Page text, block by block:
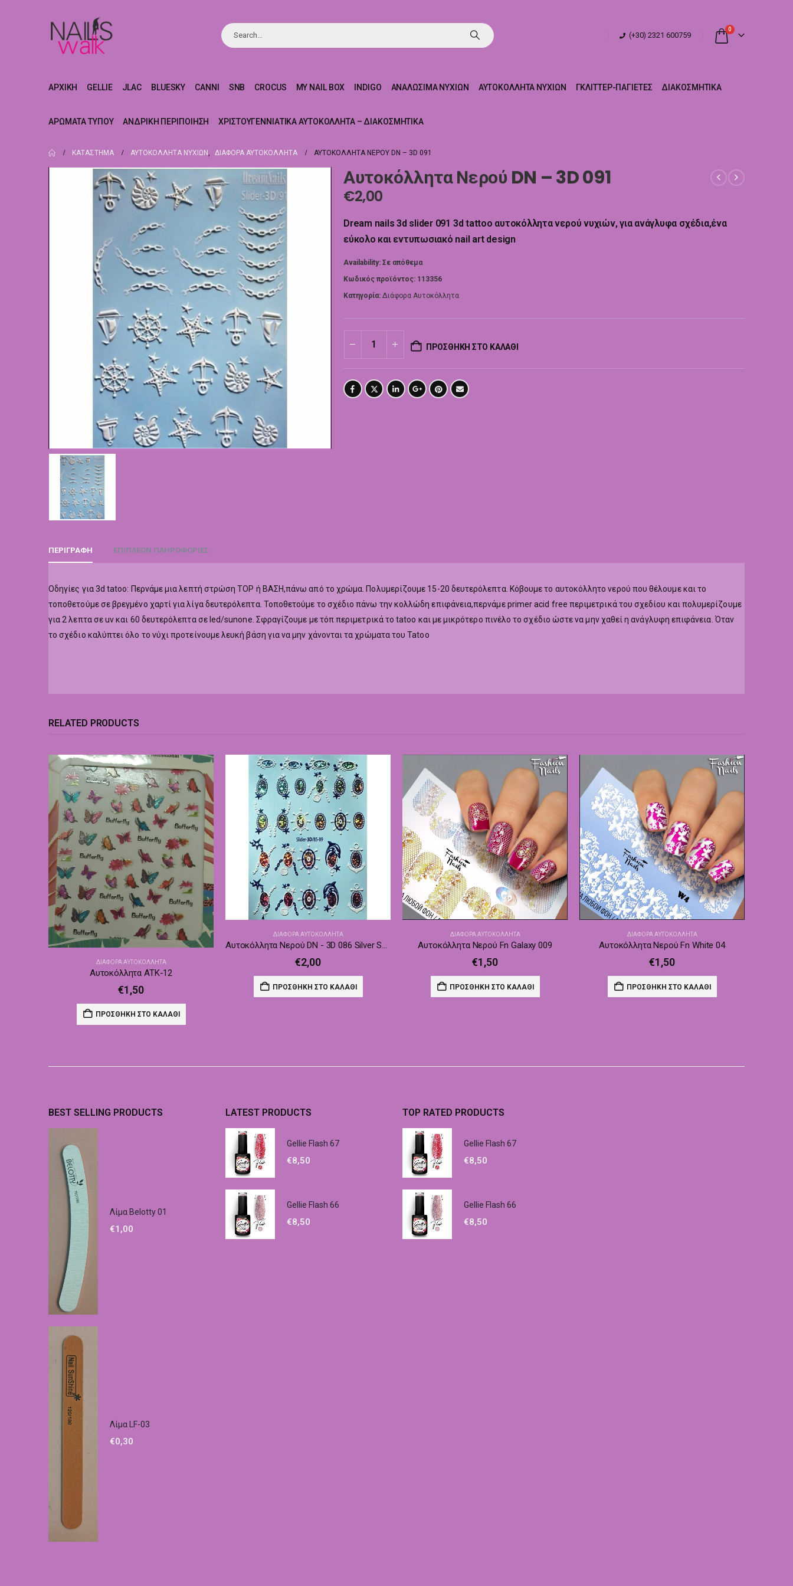
(+30) 2321 600759
0
ΑΡΧΙΚΉ GELLIE JLAC BLUESKY CANNI SNB CROCUS MY NAIL BOX INDIGO ΑΝΑΛΏΣΙΜΑ ΝΥΧΙΏΝ ΑΥΤΟΚΌΛΛΗΤΑ ΝΥΧΙΏΝ ΓΚΛΊΤΤΕΡ-ΠΑΓΙΈΤΕΣ ΔΙΑΚΟΣΜΗΤΙΚΆ
ΑΡΏΜΑΤΑ ΤΎΠΟΥ ΑΝΔΡΙΚΉ ΠΕΡΙΠΟΊΗΣΗ ΧΡΙΣΤΟΥΓΕΝΝΙΆΤΙΚΑ ΑΥΤΟΚΌΛΛΗΤΑ – ΔΙΑΚΟΣΜΗΤΙΚΆ
ΚΑΤΆΣΤΗΜΑ ΑΥΤΟΚΌΛΛΗΤΑ ΝΥΧΙΏΝ , ΔΙΆΦΟΡΑ ΑΥΤΟΚΌΛΛΗΤΑ ΑΥΤΟΚΌΛΛΗΤΑ ΝΕΡΟΎ DN – 3D 091
Αυτοκόλλητα Νερού DN – 3D 091
€2,00
Dream nails 3d slider 091 3d tattoo αυτοκόλλητα νερού νυχιών, για ανάγλυφα σχέδια,ένα
εύκολο και εντυπωσιακό nail art design
Availability: Σε απόθεμα
Κωδικός προϊόντος: 113356
Κατηγορία: Διάφορα Αυτοκόλλητα
ΠΡΟΣΘΉΚΗ ΣΤΟ ΚΑΛΆΘΙ
ΠΕΡΙΓΡΑΦΉ ΕΠΙΠΛΈΟΝ ΠΛΗΡΟΦΟΡΊΕΣ
Οδηγίες για 3d tatoo: Περνάμε μια λεπτή στρώση TOP ή ΒΑΣΗ,πάνω από το χρώμα. Πολυμερίζουμε 15-20 δευτερόλεπτα. Κόβουμε το αυτοκόλλητο νερού που θέλουμε και το
τοποθετούμε σε βρεγμένο χαρτί για λίγα δευτερόλεπτα. Τοποθετούμε το σχέδιο πάνω την κολλώδη επιφάνεια,περνάμε primer acid free περιμετρικά του σχεδίου και πολυμερίζουμε
για 2 λεπτα σε uv και 60 δευτερόλεπτα σε led/sunone. Σφραγίζουμε με τόπ περιμετρικά το tatoo και με μικρότερο πινέλο το σχέδιο ώστε να μην χαθεί η ανάγλυφη επιφάνεια. Όταν
το σχέδιο καλύπτει όλο το νύχι προτείνουμε λευκή βάση για να μην χάνονται τα χρώματα του Tatoo
RELATED PRODUCTS
ΔΙΆΦΟΡΑ ΑΥΤΟΚΌΛΛΗΤΑ
Αυτοκόλλητα ATK-12
€1,50
ΠΡΟΣΘΉΚΗ ΣΤΟ ΚΑΛΆΘΙ
ΔΙΆΦΟΡΑ ΑΥΤΟΚΌΛΛΗΤΑ
Αυτοκόλλητα Νερού DN - 3D 086 Silver Sand & Foil
€2,00
ΠΡΟΣΘΉΚΗ ΣΤΟ ΚΑΛΆΘΙ
ΔΙΆΦΟΡΑ ΑΥΤΟΚΌΛΛΗΤΑ
Αυτοκόλλητα Νερού Fn Galaxy 009
€1,50
ΠΡΟΣΘΉΚΗ ΣΤΟ ΚΑΛΆΘΙ
ΔΙΆΦΟΡΑ ΑΥΤΟΚΌΛΛΗΤΑ
Αυτοκόλλητα Νερού Fn White 04
€1,50
ΠΡΟΣΘΉΚΗ ΣΤΟ ΚΑΛΆΘΙ
BEST SELLING PRODUCTS
Λίμα Belotty 01
€1,00
Λίμα LF-03
€0,30
LATEST PRODUCTS
Gellie Flash 67
€8,50
Gellie Flash 66
€8,50
TOP RATED PRODUCTS
Gellie Flash 67
€8,50
Gellie Flash 66
€8,50